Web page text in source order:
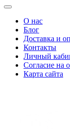
О нас
Блог
Доставка и
Контакты
Личный
Согласие на
Карта сайта